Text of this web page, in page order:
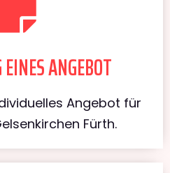
ANGEBOT
Angebot für
Fürth.